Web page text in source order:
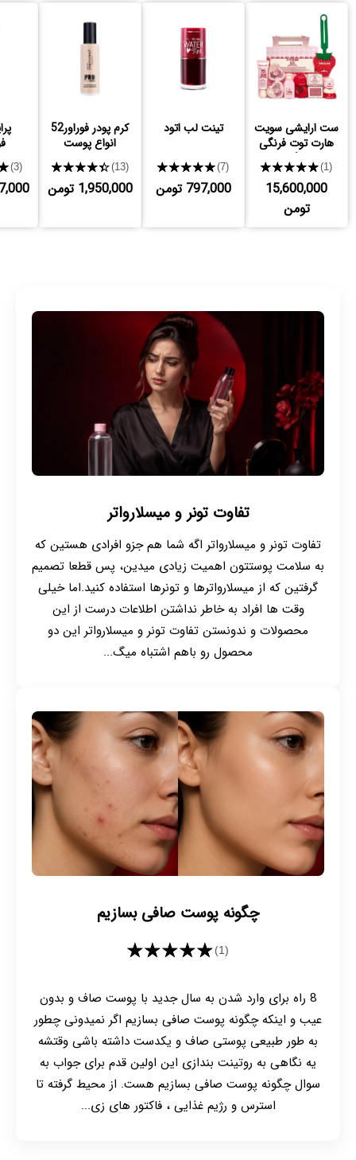
ست ارایشی سویت
هارت توت فرنگی
شیگلم
★★★★★(1)
15,600,000
تومن
تینت لب اتود
★★★★★(7)
797,000 تومن
کرم پودر فوراور52
انواع پوست
★★★★★(13)
1,950,000 تومن
(3)
تفاوت تونر و میسلارواتر
تفاوت تونر و میسلارواتر اگه شما هم جزو افرادی هستین که
به سلامت پوستتون اهمیت زیادی میدین، پس قطعا تصمیم
گرفتین که از میسلارواترها و تونرها استفاده کنید.اما خیلی
وقت ها افراد به خاطر نداشتن اطلاعات درست از این
محصولات و ندونستن تفاوت تونر و میسلارواتر این دو
محصول رو باهم اشتباه میگ...
چگونه پوست صافی بسازیم
★★★★★(1)
8 راه برای وارد شدن به سال جدید با پوست صاف و بدون
عیب و اینکه چگونه پوست صافی بسازیم اگر نمیدونی چطور
به طور طبیعی پوستی صاف و یکدست داشته باشی وقتشه
یه نگاهی به روتینت بندازی این اولین قدم برای جواب به
سوال چگونه پوست صافی بسازیم هست. از محیط گرفته تا
استرس و رژیم غذایی ، فاکتور های زی...